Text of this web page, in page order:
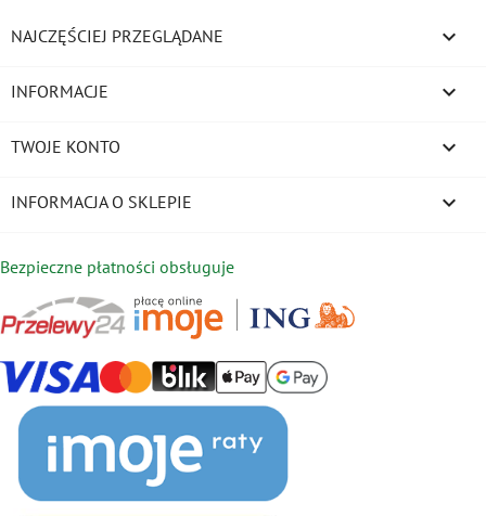
NAJCZĘŚCIEJ PRZEGLĄDANE 
INFORMACJE 
TWOJE KONTO 
INFORMACJA O SKLEPIE keyboard_arrow_down
Bezpieczne płatności obsługuje